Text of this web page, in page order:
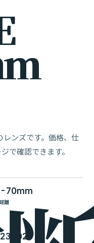
m
ンズです。価格、仕
で確認できます。
70mm
離
02-10